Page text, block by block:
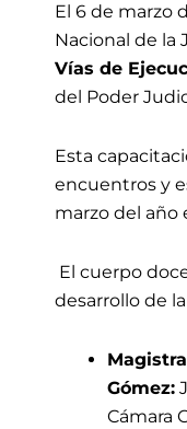
El 6 de marzo
Nacional de la
Vías de
del Poder
Esta
encuentros y
marzo del año
El cuerpo
desarrollo de
Gómez:
Cámara